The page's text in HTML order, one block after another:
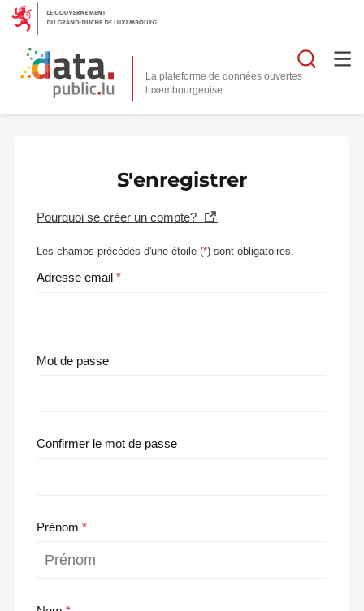
La plateforme de données ouvertes
S'enregistrer
Pourquoi se créer un compte?
Les champs précédés d'une étoile (*) sont obligatoires.
Adresse email
Mot de passe
Confirmer le mot de passe
Prénom